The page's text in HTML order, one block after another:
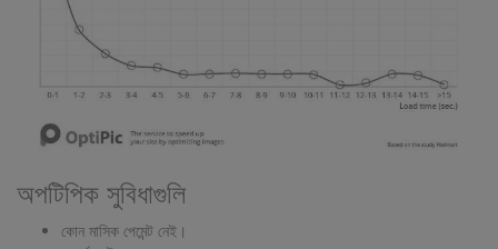
অপটিপিক সুবিধাগুলি
কোন মাসিক পেমেন্ট নেই।